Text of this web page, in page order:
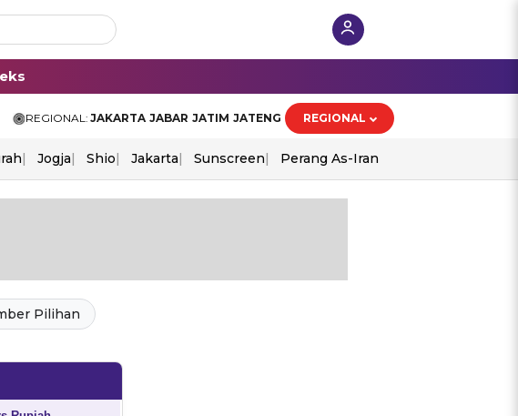
REGIONAL: JAKARTA JABAR JATIM JATENG REGIONAL
Jogja Shio Jakarta Sunscreen Perang As-Iran
Pilihan